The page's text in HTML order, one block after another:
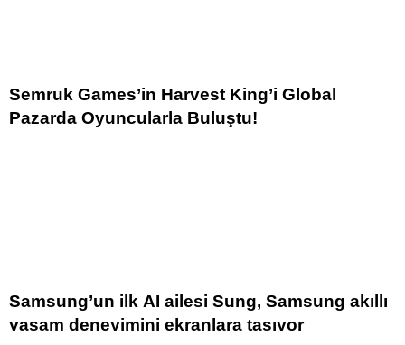
Semruk Games’in Harvest King’i Global
Pazarda Oyuncularla Buluştu!
Samsung’un ilk AI ailesi Sung, Samsung akıllı
yaşam deneyimini ekranlara taşıyor